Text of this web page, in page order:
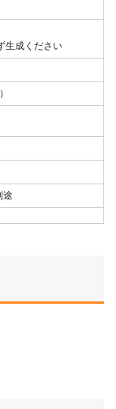
生成ください
途